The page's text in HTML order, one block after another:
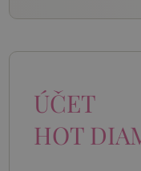
ÚČET
HOT